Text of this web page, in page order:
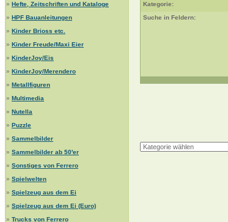
» Hefte, Zeitschriften und Kataloge
» HPF Bauanleitungen
» Kinder Brioss etc.
» Kinder Freude/Maxi Eier
» KinderJoy/Eis
» KinderJoy/Merendero
» Metallfiguren
» Multimedia
» Nutella
» Puzzle
» Sammelbilder
» Sammelbilder ab 50'er
» Sonstiges von Ferrero
» Spielwelten
» Spielzeug aus dem Ei
» Spielzeug aus dem Ei (Euro)
» Trucks von Ferrero
Kategorie:
Suche in Feldern: